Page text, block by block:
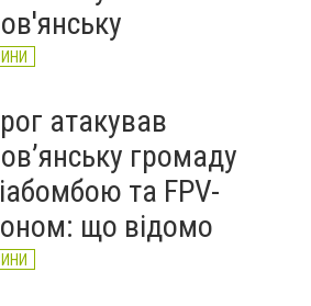
атакував
громаду
та FPV-
що відомо